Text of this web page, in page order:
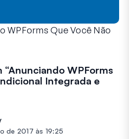
WPForms Que Você Não
“Anunciando WPForms
Integrada e
de 2017 às 19:25